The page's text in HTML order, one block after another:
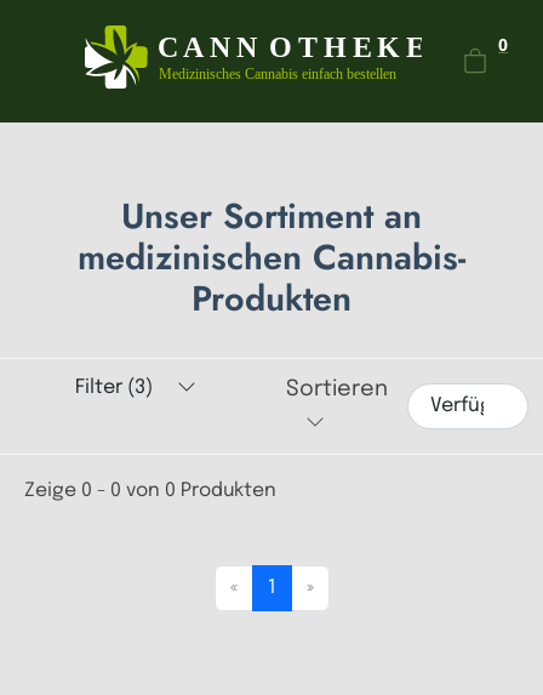
0
Unser Sortiment an
medizinischen Cannabis-
Produkten
Filter (3) Sortieren
Zeige 0 - 0 von 0 Produkten
« 1 »